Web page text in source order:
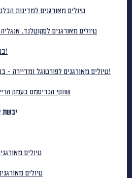
טיולים מאורגנים למדינות
טיולים מאורגנים לסקוטלנד, אנגליה
בטיסות ישירות!
טיולים מאורגנים לפורטוגל ומדיירה - בטיסות ישירות!
שווקי הכריסמס בעמק
יבשת
טיולים
טיולים